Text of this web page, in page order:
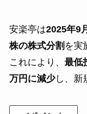
安楽亭は2025年9
株の株式分割 を実
これにより、 最低
万円に減少し、新